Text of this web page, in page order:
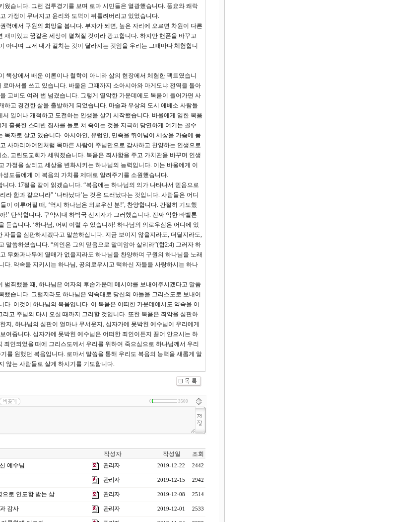
습니다. 그런 검투경기를 보며 로마 시민들은 열광했습니다. 풍요와 쾌락
가정이 무너지고 윤리와 도덕이 뒤틀려버리고 있었습니다.
력에서 구원의 희망을 봅니다. 부자가 되면, 높은 자리에 오르면 차원이 다른
미있고 꿈같은 세상이 펼쳐질 것이라 광고합니다. 하지만 핸폰을 바꾸고
아니며 그저 내가 걸치는 것이 달라지는 것임을 우리는 그때마다 체험합니
상에서 배운 이론이나 철학이 아니라 삶의 현장에서 체험한 팩트였습니
마서를 쓰고 있습니다. 바울은 그때까지 소아시아와 마게도냐 전역을 돌아
고비도 여러 번 넘겼습니다. 그렇게 열악한 가운데에도 복음이 들어가면 사
고 경건한 삶을 출발하게 되었습니다. 마술과 우상의 도시 에베소 사람들
일어나 개척하고 도전하는 인생을 살기 시작했습니다. 바울에게 임한 복음
훌륭한 스테반 집사를 돌로 쳐 죽이는 것을 지극히 당연하게 여기는 골수
자로 살고 있습니다. 아시아인, 유럽인, 민족을 뛰어넘어 세상을 가슴에 품
사마리아여인처럼 목마른 사람이 주님만으로 감사하고 찬양하는 인생으로
, 고린도교회가 세워졌습니다. 복음은 죄사함을 주고 가치관을 바꾸며 인생
정을 살리고 세상을 변화시키는 하나님의 능력입니다. 이는 바울에게 이
도들에게 이 복음의 가치를 제대로 알려주기를 소원했습니다.
다. 17절을 같이 읽겠습니다. “복음에는 하나님의 의가 나타나서 믿음으로
함과 같으니라” ‘나타났다’는 것은 드러났다는 것입니다. 사람들은 어디
이루어질 때, ‘역시 하나님은 의로우신 분!’, 찬양합니다. 간절히 기도했
!’ 탄식합니다. 구약시대 하박국 선지자가 그러했습니다. 진짜 악한 바벨론
듣습니다. ‘하나님, 어찌 이럴 수 있습니까! 하나님의 의로우심은 어디에 있
들을 심판하시겠다고 말씀하십니다. 지금 보이지 않을지라도, 더딜지라도,
씀하셨습니다. “의인은 그의 믿음으로 말미암아 살리라”(합2:4) 그러자 하
무화과나무에 열매가 없을지라도 하나님을 찬양하며 구원의 하나님을 노래
. 약속을 지키시는 하나님, 공의로우시고 택하신 자들을 사랑하시는 하나
죄했을 때, 하나님은 여자의 후손가운데 메시야를 보내어주시겠다고 말씀
습니다. 그럴지라도 하나님은 약속대로 당신의 아들을 그리스도로 보내어
. 이것이 하나님의 복음입니다. 이 복음은 어떠한 가운데에서도 약속을 이
고 주님의 다시 오실 때까지 그러할 것입니다. 또한 복음은 죄악을 심판하
, 하나님의 심판이 얼마나 무서운지, 십자가에 못박힌 예수님이 우리에게
여줍니다. 십자가에 못박힌 예수님은 어떠한 죄인이든지 끌어 안으시는 하
인되었을 때에 그리스도께서 우리를 위하여 죽으심으로 하나님께서 우리
를 원했던 복음입니다. 로마서 말씀을 통해 우리도 복음의 능력을 새롭게 알
않는 사람들로 살게 하시기를 기도합니다.
0 3500
작성자 작성일 조회
예수님 관리자 2019-12-22 2442
관리자 2019-12-15 2942
으로 인도함 받는 삶 관리자 2019-12-08 2514
감사 관리자 2019-12-01 2533